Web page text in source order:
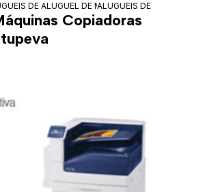
DE COPIADORAS
ALUGUEL DE MAQUINA COPIADORA
ALUGUEIS DE MAQUINAS
Copiadoras